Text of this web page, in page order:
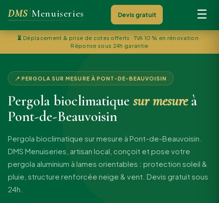
DMS Menuiseries Devis gratuit ☰
⏳ Déplacement & prise de cotes offerts · TVA 10 % en rénovation ·
Réponse sous 24h garantie
📍 PERGOLA SUR MESURE À PONT-DE-BEAUVOISIN
Pergola bioclimatique sur mesureà
Pont-de-Beauvoisin
Pergola bioclimatique sur mesure à Pont-de-Beauvoisin.
DMS Menuiseries, artisan local, conçoit et pose votre
pergola aluminium à lames orientables : protection soleil &
pluie, structure renforcée neige & vent. Devis gratuit sous
24h.